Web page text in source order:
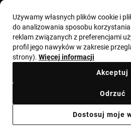
Wybierz kraj i
Regulamin Warunki
Informacja prawna Ważna
Używamy własnych plików cookie i
do analizowania sposobu
reklam związanych z preferencjami
profil jego nawyków w zakresie
strony). Więcej informacji
Dostosuj moje
Odrzuć
Akceptuj